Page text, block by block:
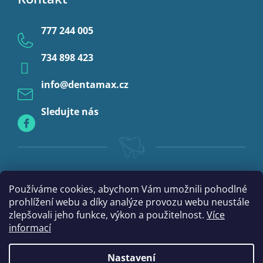
Používáme cookies, abychom Vám umožnili pohodlné
prohlížení webu a díky analýze provozu webu neustále
zlepšovali jeho funkce, výkon a použitelnost. Více
informací
Nastavení
Anestezie
Profylaxe
info@dentamax.cz
777 244 005
734 898 423
Sledujte nás
Vytvořil Shoptet